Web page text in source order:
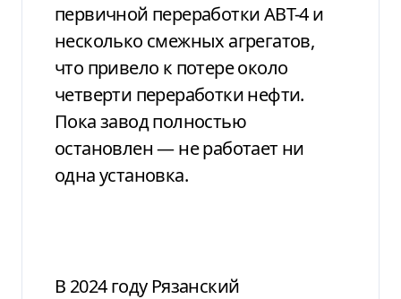
первичной переработки АВТ-4 и
несколько смежных агрегатов,
что привело к потере около
четверти переработки нефти.
Пока завод полностью
остановлен — не работает ни
одна установка.
В 2024 году Рязанский